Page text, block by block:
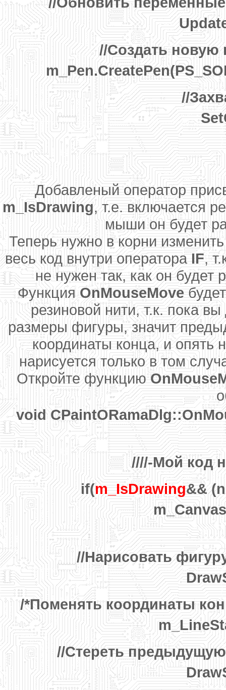
//Создать новую
//
Добавленый оператор
m_IsDrawing, т.е. включается
мыши он будет
Теперь нужно в корни
весь код внутри оператораIF,
не нужен так, как он
ФункцияOnMouseMove
резиновой нити, т.к. пока
размеры фигуры, значит
координаты конца, и опять
нарисуется только в том
Откройте функцию
void
////-Мой код
if(m_IsDrawing&&
//Нарисовать
/*Поменять координаты
//Стереть